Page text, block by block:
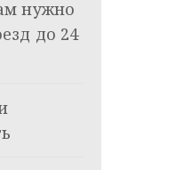
нужно
до 24